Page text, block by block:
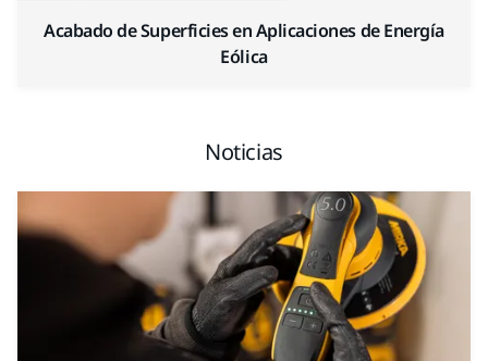
Acabado de Superficies en Aplicaciones de Energía
Eólica
Noticias